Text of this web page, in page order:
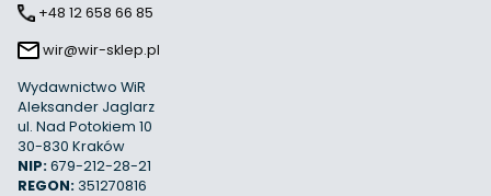
+48 12 658 66 85
wir@wir-sklep.pl
Wydawnictwo WiR
Aleksander Jaglarz
ul. Nad Potokiem 10
30-830 Kraków
NIP:679-212-28-21
REGON: 351270816